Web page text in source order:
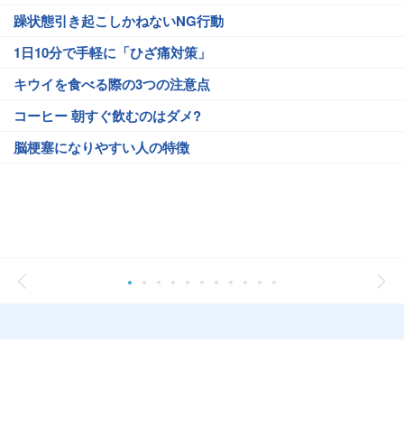
躁状態引き起こしかねないNG行動
1日10分で手軽に「ひざ痛対策」
キウイを食べる際の3つの注意点
コーヒー 朝すぐ飲むのはダメ?
脳梗塞になりやすい人の特徴